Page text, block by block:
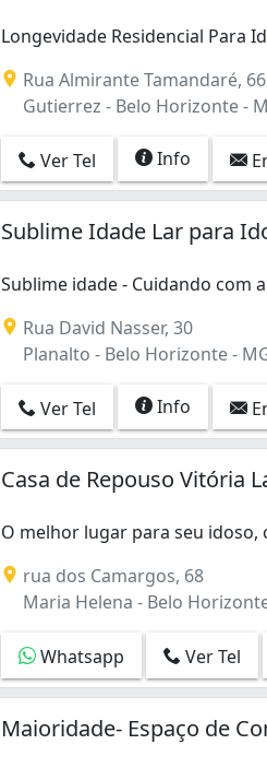
Longevidade Residencial Para
Rua Almirante Tamandaré,
Gutierrez - Belo Horizonte -
Ver Tel Info
Sublime Idade Lar para
Sublime idade - Cuidando com
Rua David Nasser, 30
Planalto - Belo Horizonte -
Ver Tel Info
Casa de Repouso Vitória
O melhor lugar para seu
rua dos Camargos, 68
Maria Helena - Belo
Whatsapp Ver Tel
Maioridade- Espaço de